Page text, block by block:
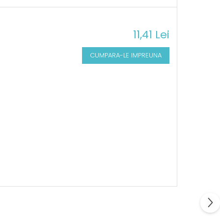
11,41 Lei
CUMPARA-LE IMPREUNA